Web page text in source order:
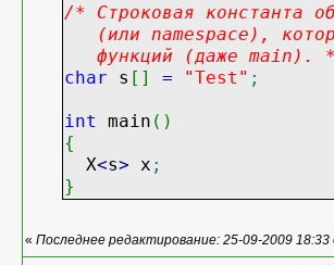
/* Строковая константа
(или namespace),
функций (даже main).
char s [ ] = "Test" ;
int main ( )
{
X<s> x ;
}
« Последнее редактирование: 25-09-2009